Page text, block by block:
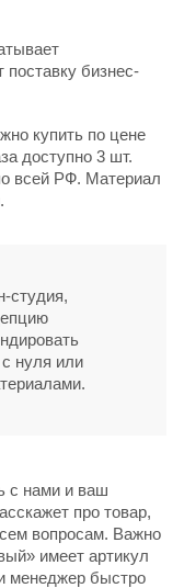
бизнес-
купить по цене
доступно 3 шт.
всей РФ. Материал
студия,
нуля или
с нами и ваш
про товар,
вопросам. Важно
имеет артикул
менеджер быстро